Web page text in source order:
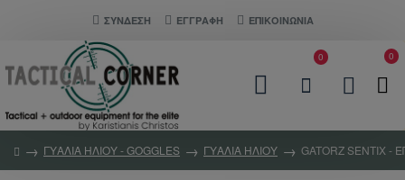
ΣΎΝΔΕΣΗ ΕΓΓΡΑΦΗ ΕΠΙΚΟΙΝΩΝΊΑ
0 0
ΓΥΑΛΙΑ ΗΛΙΟΥ - GOGGLES ΓΥΑΛΙΑ ΗΛΙΟΥ GATORZ SENTIX -